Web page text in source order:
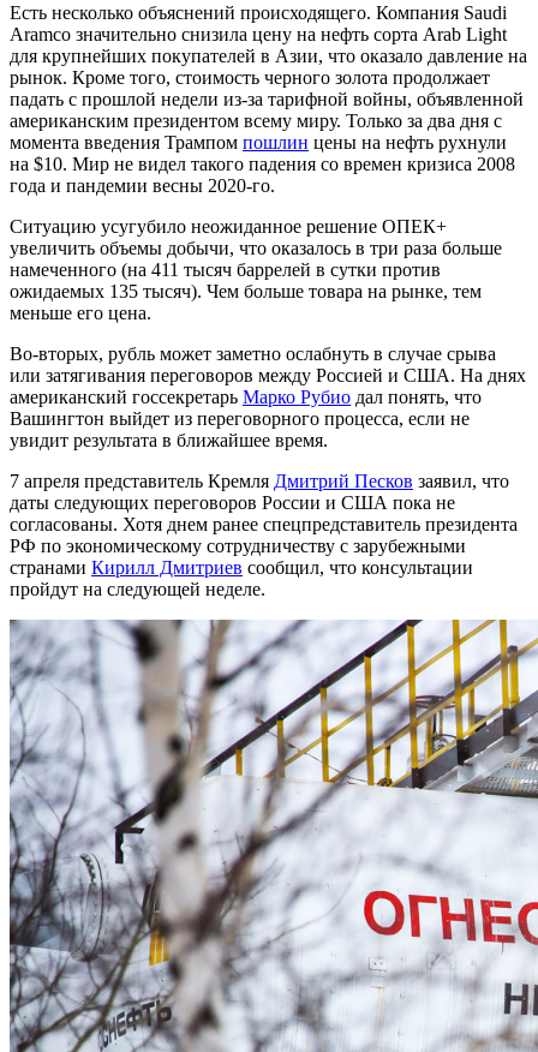
Есть несколько объяснений происходящего. Компания Saudi
Aramco значительно снизила цену на нефть сорта Arab Light
для крупнейших покупателей в Азии, что оказало давление на
рынок. Кроме того, стоимость черного золота продолжает
падать с прошлой недели из-за тарифной войны, объявленной
американским президентом всему миру. Только за два дня с
момента введения Трампом пошлин цены на нефть рухнули
на $10. Мир не видел такого падения со времен кризиса 2008
года и пандемии весны 2020-го.
Ситуацию усугубило неожиданное решение ОПЕК+
увеличить объемы добычи, что оказалось в три раза больше
намеченного (на 411 тысяч баррелей в сутки против
ожидаемых 135 тысяч). Чем больше товара на рынке, тем
меньше его цена.
Во-вторых, рубль может заметно ослабнуть в случае срыва
или затягивания переговоров между Россией и США. На днях
американский госсекретарь Марко Рубио дал понять, что
Вашингтон выйдет из переговорного процесса, если не
увидит результата в ближайшее время.
7 апреля представитель Кремля Дмитрий Песков заявил, что
даты следующих переговоров России и США пока не
согласованы. Хотя днем ранее спецпредставитель президента
РФ по экономическому сотрудничеству с зарубежными
странами Кирилл Дмитриев сообщил, что консультации
пройдут на следующей неделе.